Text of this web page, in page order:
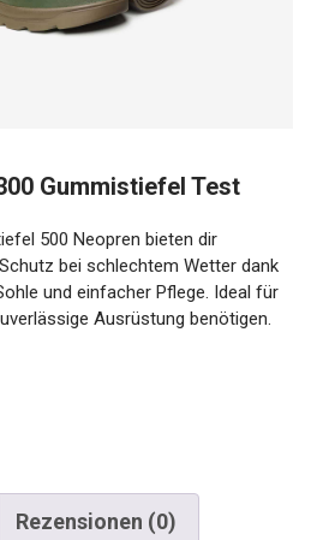
Gummistiefel Test
500 Neopren bieten dir
bei schlechtem Wetter dank
und einfacher Pflege. Ideal für
Ausrüstung benötigen.
Rezensionen (0)